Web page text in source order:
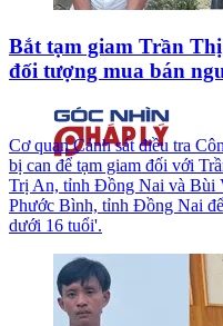
Bắt tạm giam Trần
đối tượng mua bán
Cơ quan Cảnh sát điều tra
bị can để tạm giam đối với
Trị An, tỉnh Đồng Nai và Bùi
Phước Bình, tỉnh Đồng Nai
dưới 16 tuổi'.